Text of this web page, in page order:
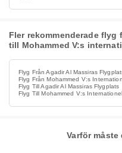
Fler rekommenderade flyg
till Mohammed V:s
Flyg Från Agadir Al Massiras
Flyg Från Mohammed V:s
Flyg Till Agadir Al Massiras Flygplats
Flyg Till Mohammed V:s
Varför måste